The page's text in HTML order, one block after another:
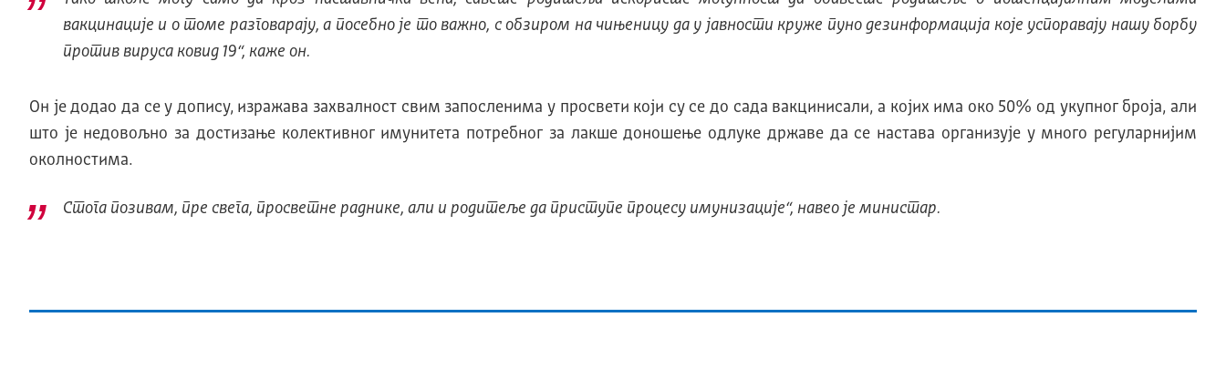
вакцинације и о томе разговарају, а посебно је то важно, с обзиром на чињеницу да у јавности круже пуно дезинформација које успоравају нашу борбу
против вируса ковид 19“, каже он.
Он је додао да се у допису, изражава захвалност свим запосленима у просвети који су се до сада вакцинисали, а којих има око 50% од укупног броја, али
што је недовољно за достизање колективног имунитета потребног за лакше доношење одлуке државе да се настава организује у много регуларнијим
околностима.
Стога позивам, пре свега, просветне раднике, али и родитеље да приступе процесу имунизације“, навео је министар.